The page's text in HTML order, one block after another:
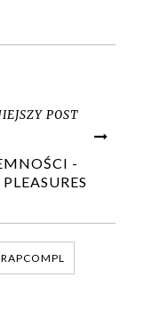
POST
-